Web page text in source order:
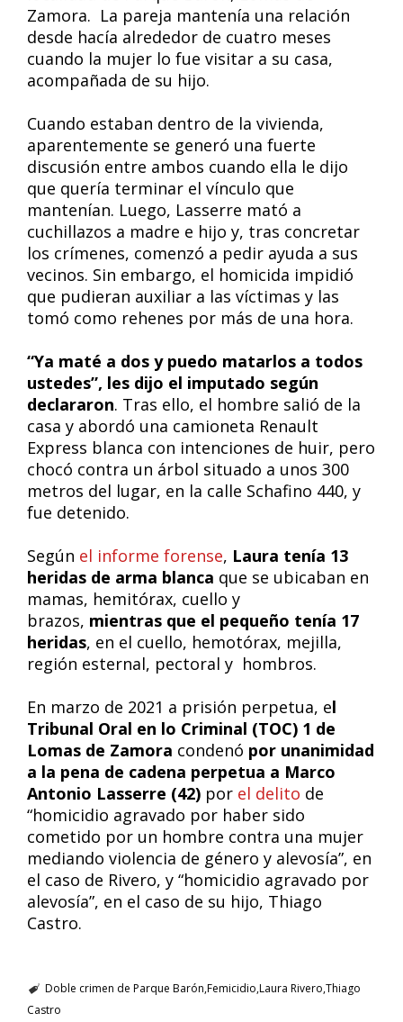
Zamora. La pareja mantenía una relación
desde hacía alrededor de cuatro meses
cuando la mujer lo fue visitar a su casa,
acompañada de su hijo.
Cuando estaban dentro de la vivienda,
aparentemente se generó una fuerte
discusión entre ambos cuando ella le dijo
que quería terminar el vínculo que
mantenían. Luego, Lasserre mató a
cuchillazos a madre e hijo y, tras concretar
los crímenes, comenzó a pedir ayuda a sus
vecinos. Sin embargo, el homicida impidió
que pudieran auxiliar a las víctimas y las
tomó como rehenes por más de una hora.
“Ya maté a dos y puedo matarlos a todos
ustedes”, les dijo el imputado según
declararon. Tras ello, el hombre salió de la
casa y abordó una camioneta Renault
Express blanca con intenciones de huir, pero
chocó contra un árbol situado a unos 300
metros del lugar, en la calle Schafino 440, y
fue detenido.
Según el informe forense, Laura tenía 13
heridas de arma blanca que se ubicaban en
mamas, hemitórax, cuello y
brazos, mientras que el pequeño tenía 17
heridas, en el cuello, hemotórax, mejilla,
región esternal, pectoral y hombros.
En marzo de 2021 a prisión perpetua, el
Tribunal Oral en lo Criminal (TOC) 1 de
Lomas de Zamora condenó por unanimidad
a la pena de cadena perpetua a Marco
Antonio Lasserre (42) por el delito de
“homicidio agravado por haber sido
cometido por un hombre contra una mujer
mediando violencia de género y alevosía”, en
el caso de Rivero, y “homicidio agravado por
alevosía”, en el caso de su hijo, Thiago
Castro.
Doble crimen de Parque Barón Femicidio Laura Rivero Thiago
Castro